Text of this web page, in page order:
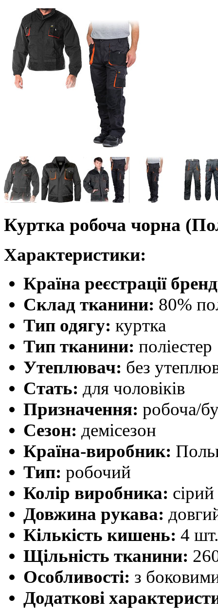
Куртка робоча чорна
Характеристики:
Країна реєстрації
Склад тканини: 80%
Тип одягу: куртка
Тип тканини: поліестер
Утеплювач: без
Стать: для чоловіків
Призначення: робоча/
Сезон: демісезон
Країна-виробник:
Тип: робочий
Колір виробника: сірий
Довжина рукава:
Кількість кишень: 4 шт.
Щільність тканини:
Особливості: з
Додаткові